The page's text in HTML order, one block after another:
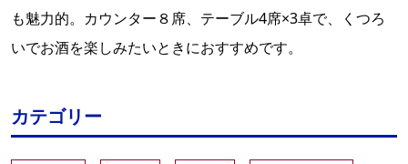
も魅力的。カウンター８席、テーブル4席×3卓で、くつろ
いでお酒を楽しみたいときにおすすめです。
カテゴリー